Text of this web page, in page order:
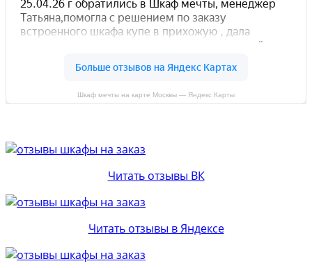
Шкаф мечты на карте Москвы — Яндекс Карты
Читать отзывы ВК
Читать отзывы в Яндексе